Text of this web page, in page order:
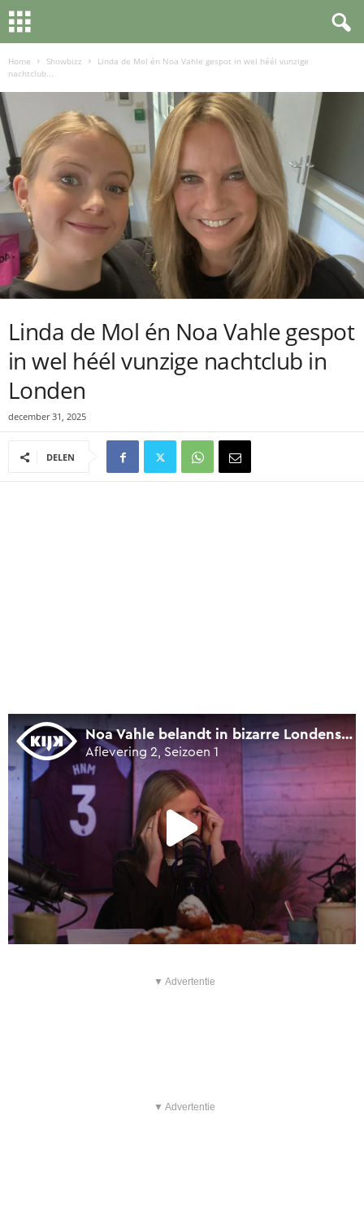
Home Showbizz
Linda de Mol én Noa Vahle gespot in wel héél vunzige
nachtclub...
Linda de Mol én Noa Vahle gespot
in wel héél vunzige nachtclub in
Londen
december 31, 2025
DELEN
▼ Advertentie
▼ Advertentie